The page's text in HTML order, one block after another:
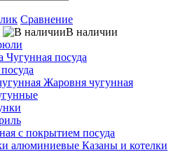
Сравнение
В наличии
Чугунная посуда
Жаровня чугунная
с покрытием посуда
Казаны и котелки